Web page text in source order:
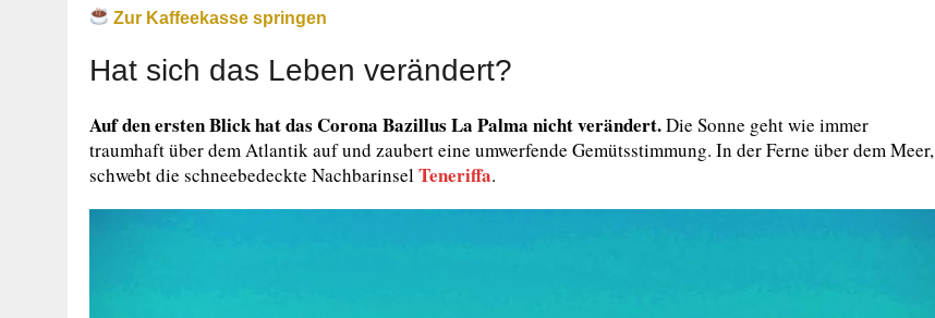
Zur Kaffeekasse springen
Hat sich das Leben verändert?
Auf den ersten Blick hat das Corona Bazillus La Palma nicht verändert.Die Sonne geht wie immer
traumhaft über dem Atlantik auf und zaubert eine umwerfende Gemütsstimmung. In der Ferne über dem Meer,
schwebt die schneebedeckte NachbarinselTeneriffa.